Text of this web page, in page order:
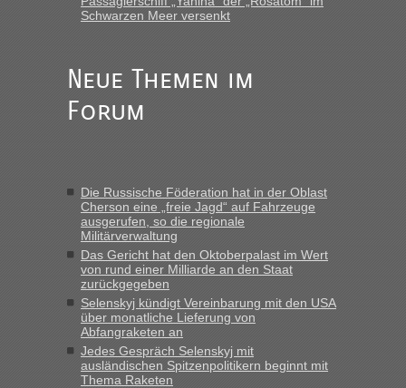
Schwarzen Meer versenkt
Neue Themen im
Forum
Die Russische Föderation hat in der Oblast
Cherson eine „freie Jagd“ auf Fahrzeuge
ausgerufen, so die regionale
Militärverwaltung
Das Gericht hat den Oktoberpalast im Wert
von rund einer Milliarde an den Staat
zurückgegeben
Selenskyj kündigt Vereinbarung mit den USA
über monatliche Lieferung von
Abfangraketen an
Jedes Gespräch Selenskyj mit
ausländischen Spitzenpolitikern beginnt mit
Thema Raketen